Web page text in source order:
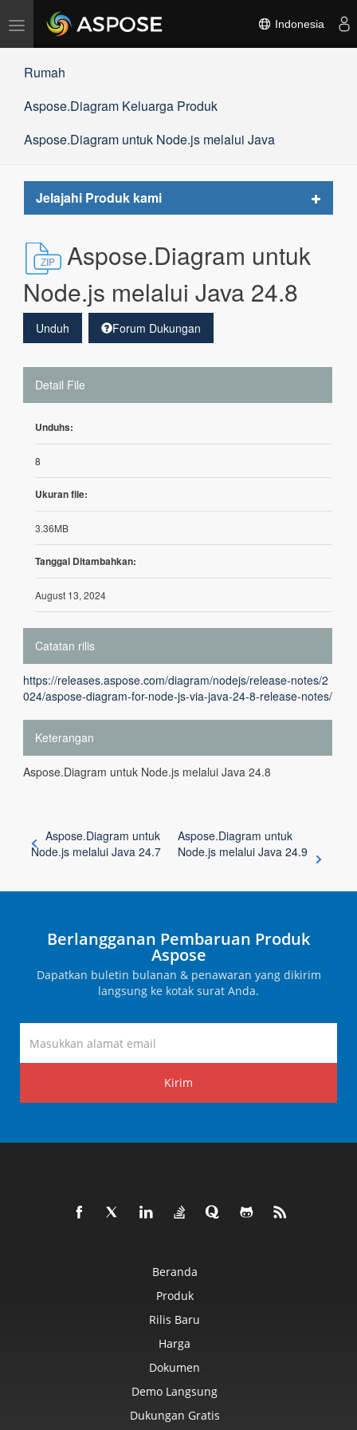
Alihkan
navigasi
Indonesia
Rumah
Aspose.Diagram Keluarga Produk
Aspose.Diagram untuk Node.js melalui Java
Jelajahi Produk kami
Toggle
Aspose.Diagram untuk
Node.js melalui Java 24.8
Unduh Forum Dukungan
Detail File
Unduhs:
8
Ukuran file:
3.36MB
Tanggal Ditambahkan:
August 13, 2024
Catatan rilis
https://releases.aspose.com/diagram/nodejs/release-notes/2
024/aspose-diagram-for-node-js-via-java-24-8-release-notes/
Keterangan
Aspose.Diagram untuk Node.js melalui Java 24.8
Aspose.Diagram untuk
Node.js melalui Java 24.7
Aspose.Diagram untuk
Node.js melalui Java 24.9
Berlangganan Pembaruan Produk
Aspose
Dapatkan buletin bulanan & penawaran yang dikirim
langsung ke kotak surat Anda.
Kirim
Beranda
Produk
Rilis Baru
Harga
Dokumen
Demo Langsung
Dukungan Gratis